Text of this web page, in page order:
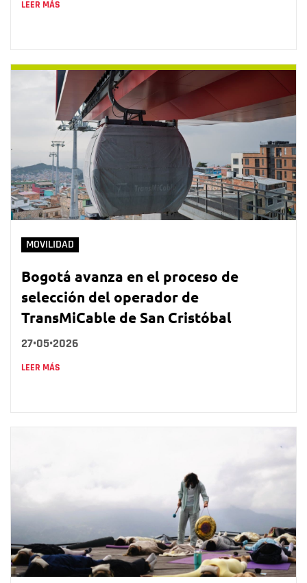
LEER MÁS
MOVILIDAD
Bogotá avanza en el proceso de
selección del operador de
TransMiCable de San Cristóbal
27•05•2026
LEER MÁS